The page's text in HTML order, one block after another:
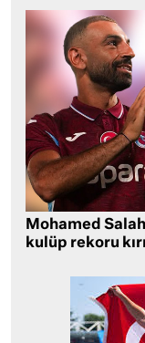
Mohamed
kulüp rekoru